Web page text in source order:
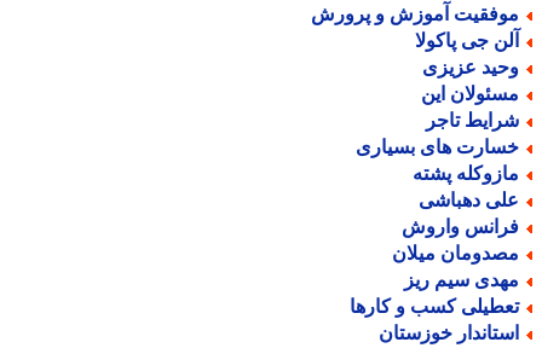
آموزش و پرورش
جی پاکولا
عزیزی
این
تاجر
های بسیاری
پشته
دهباشی
واروش
میلان
سیم ریز
کسب و کارها
خوزستان